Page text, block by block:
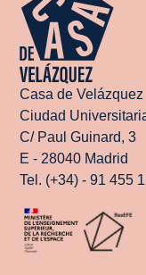
Casa de Velázquez
Ciudad
C/ Paul Guinard, 3
E - 28040 Madrid
Tel. (+34) - 91 455